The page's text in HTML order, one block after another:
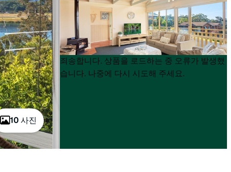
10 사진
Product
List
Product
List
죄송합니다. 상품을 로드하는 중 오류가 발생했
습니다. 나중에 다시 시도해 주세요.